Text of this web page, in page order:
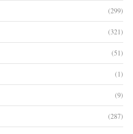
(299)
(321)
(51)
(1)
(9)
(287)